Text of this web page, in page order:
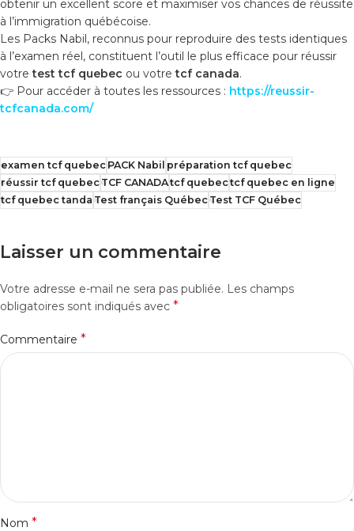
obtenir un excellent score et maximiser vos chances de réussite
à l’immigration québécoise.
Les Packs Nabil, reconnus pour reproduire des tests identiques
à l’examen réel, constituent l’outil le plus efficace pour réussir
votretest tcf quebec ou votretcf canada.
👉 Pour accéder à toutes les ressources : https://reussir-
tcfcanada.com/
examen tcf quebecPACK Nabil préparation tcf quebec
réussir tcf quebecTCF CANADAtcf quebectcf quebec en ligne
tcf quebec tanda Test français QuébecTest TCF Québec
Laisser un commentaire
Votre adresse e-mail ne sera pas publiée. Les champs
obligatoires sont indiqués avec *
Commentaire *
Nom *